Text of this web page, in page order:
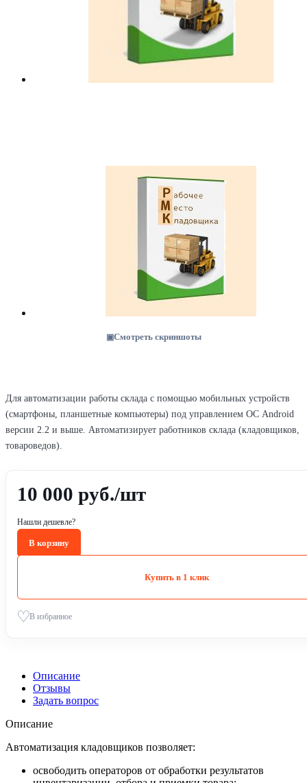
Смотреть скриншоты
Для автоматизации работы склада с помощью мобильных устройств
(смартфоны, планшетные компьютеры) под управлением ОС Android
версии 2.2 и выше. Автоматизирует работников склада (кладовщиков,
товароведов).
10 000 руб./шт
Нашли дешевле?
В корзину
Купить в 1 клик
В избранное
Описание
Отзывы
Задать вопрос
Описание
Автоматизация кладовщиков позволяет:
освободить операторов от обработки результатов